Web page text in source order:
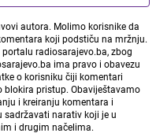
autora. Molimo korisnike da
koji podstiču na mržnju.
radiosarajevo.ba, zbog
ima pravo i obavezu
o korisniku čiji komentari
blokira pristup. Obaviještavamo
i kreiranju komentara i
narativ koji je u
i drugim načelima.